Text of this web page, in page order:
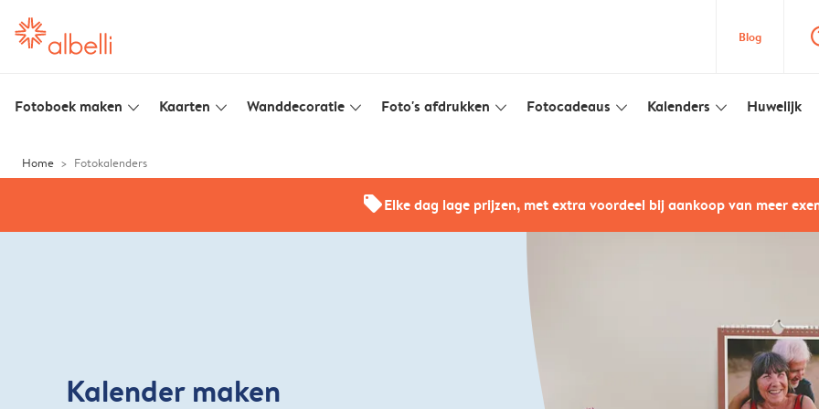
Blog
Fotoboek maken slim_arrow_down Kaarten slim_arrow_down Wanddecoratie slim_arrow_down Foto's afdrukken slim_arrow_down Fotocadeaus slim_arrow_down Kalenders slim_arrow_down Huwelijk
Home Fotokalenders
offersElke dag lage prijzen, met extra voordeel bij aankoop van meer
Kalender maken